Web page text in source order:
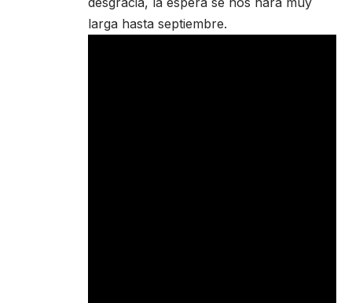
larga hasta septiembre.